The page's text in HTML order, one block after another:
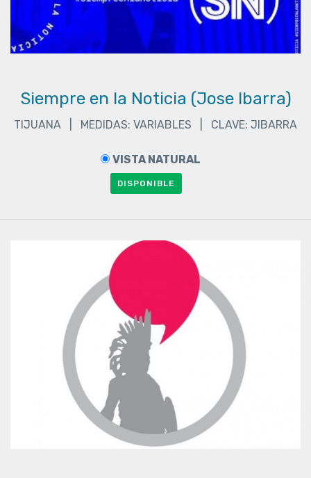
Siempre en la Noticia (Jose Ibarra)
TIJUANA | MEDIDAS: VARIABLES | CLAVE: JIBARRA
VISTA NATURAL
DISPONIBLE